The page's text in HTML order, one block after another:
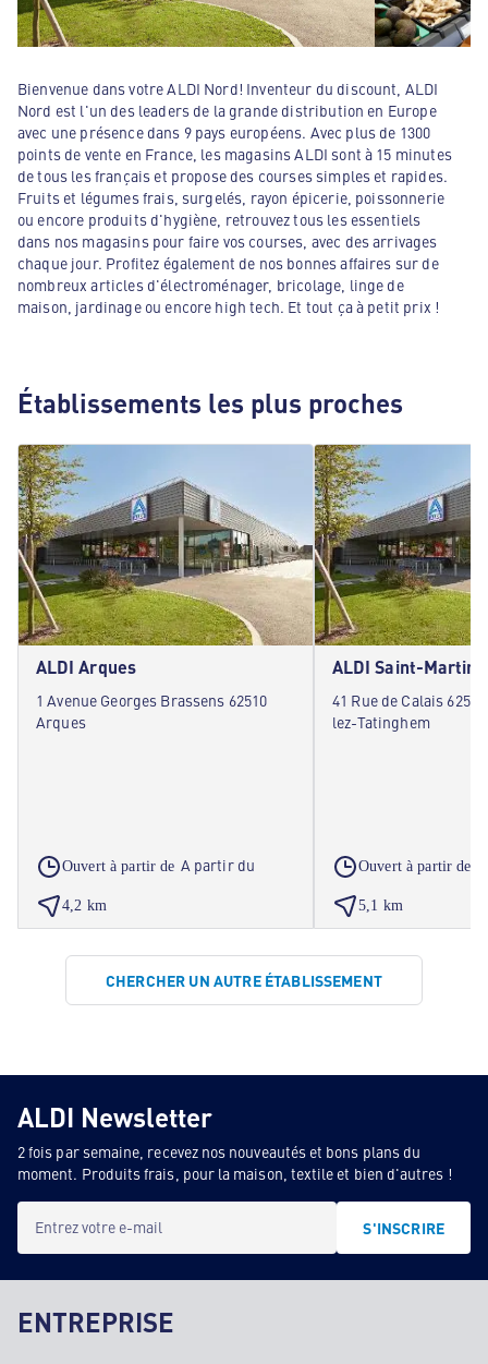
Bienvenue dans votre ALDI Nord! Inventeur du discount, ALDI
Nord est l'un des leaders de la grande distribution en Europe
avec une présence dans 9 pays européens. Avec plus de 1300
points de vente en France, les magasins ALDI sont à 15 minutes
de tous les français et propose des courses simples et rapides.
Fruits et légumes frais, surgelés, rayon épicerie, poissonnerie
ou encore produits d'hygiène, retrouvez tous les essentiels
dans nos magasins pour faire vos courses, avec des arrivages
chaque jour. Profitez également de nos bonnes affaires sur de
nombreux articles d'électroménager, bricolage, linge de
maison, jardinage ou encore high tech. Et tout ça à petit prix !
Établissements les plus proches
ALDI Arques
1 Avenue Georges Brassens 62510
Arques
Ouvert à partir de A partir du
4,2 km
41 Rue de Calais
lez-Tatinghem
Ouvert à partir de
5,1 km
CHERCHER UN AUTRE ÉTABLISSEMENT
ALDI Newsletter
2 fois par semaine, recevez nos nouveautés et bons plans du
moment. Produits frais, pour la maison, textile et bien d'autres !
Entrez votre e-mail S'INSCRIRE
ENTREPRISE